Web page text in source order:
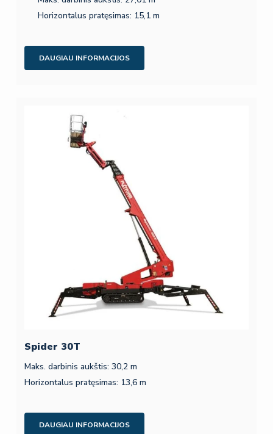
Horizontalus pratęsimas: 15,1 m
DAUGIAU INFORMACIJOS
Spider 30T
Maks. darbinis aukštis: 30,2 m
Horizontalus pratęsimas: 13,6 m
DAUGIAU INFORMACIJOS